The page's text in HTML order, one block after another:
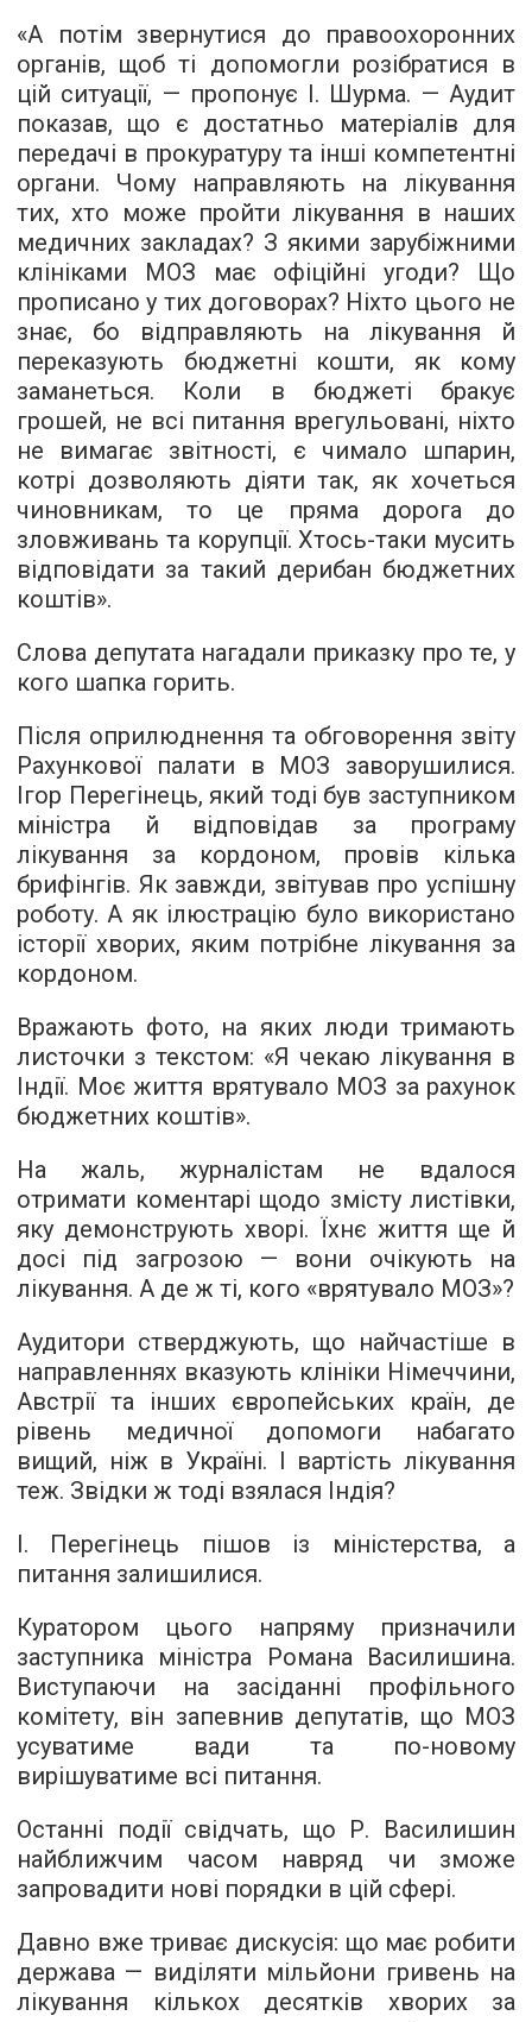
«А потім звернутися до правоохоронних
органів, щоб ті допомогли розібратися в
цій ситуації, — пропонує І. Шурма. — Аудит
показав, що є достатньо матеріалів для
передачі в прокуратуру та інші компетентні
органи. Чому направляють на лікування
тих, хто може пройти лікування в наших
медичних закладах? З якими зарубіжними
клініками МОЗ має офіційні угоди? Що
прописано у тих договорах? Ніхто цього не
знає, бо відправляють на лікування й
переказують бюджетні кошти, як кому
заманеться. Коли в бюджеті бракує
грошей, не всі питання врегульовані, ніхто
не вимагає звітності, є чимало шпарин,
котрі дозволяють діяти так, як хочеться
чиновникам, то це пряма дорога до
зловживань та корупції. Хтось-таки мусить
відповідати за такий дерибан бюджетних
коштів».
Слова депутата нагадали приказку про те, у
кого шапка горить.
Після оприлюднення та обговорення звіту
Рахункової палати в МОЗ заворушилися.
Ігор Перегінець, який тоді був заступником
міністра й відповідав за програму
лікування за кордоном, провів кілька
брифінгів. Як завжди, звітував про успішну
роботу. А як ілюстрацію було використано
історії хворих, яким потрібне лікування за
кордоном.
Вражають фото, на яких люди тримають
листочки з текстом: «Я чекаю лікування в
Індії. Моє життя врятувало МОЗ за рахунок
бюджетних коштів».
На жаль, журналістам не вдалося
отримати коментарі щодо змісту листівки,
яку демонструють хворі. Їхнє життя ще й
досі під загрозою — вони очікують на
лікування. А де ж ті, кого «врятувало МОЗ»?
Аудитори стверджують, що найчастіше в
направленнях вказують клініки Німеччини,
Австрії та інших європейських країн, де
рівень медичної допомоги набагато
вищий, ніж в Україні. І вартість лікування
теж. Звідки ж тоді взялася Індія?
І. Перегінець пішов із міністерства, а
питання залишилися.
Куратором цього напряму призначили
заступника міністра Романа Василишина.
Виступаючи на засіданні профільного
комітету, він запевнив депутатів, що МОЗ
усуватиме вади та по-новому
вирішуватиме всі питання.
Останні події свідчать, що Р. Василишин
найближчим часом навряд чи зможе
запровадити нові порядки в цій сфері.
Давно вже триває дискусія: що має робити
держава — виділяти мільйони гривень на
лікування кількох десятків хворих за